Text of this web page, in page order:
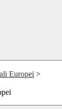
Europei >